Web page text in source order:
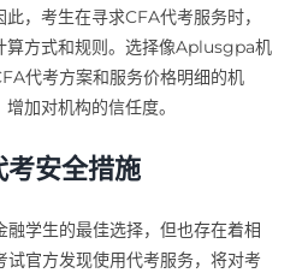
，考生在寻求CFA代考服务时，
算方式和规则。选择像Aplusgpa机
代考方案和服务价格明细的机
加对机构的信任度。
安全措施
学生的最佳选择，但也存在着相
试官方发现使用代考服务，将对考